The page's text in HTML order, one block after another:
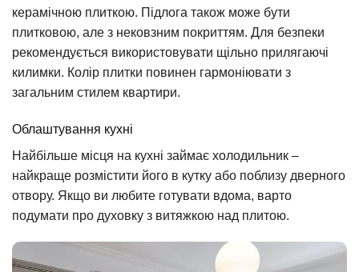
керамічною плиткою. Підлога також може бути
плитковою, але з нековзним покриттям. Для безпеки
рекомендується використовувати щільно прилягаючі
килимки. Колір плитки повинен гармоніювати з
загальним стилем квартири.
Облаштування кухні
Найбільше місця на кухні займає холодильник –
найкраще розмістити його в кутку або поблизу дверного
отвору. Якщо ви любите готувати вдома, варто
подумати про духовку з витяжкою над плитою.